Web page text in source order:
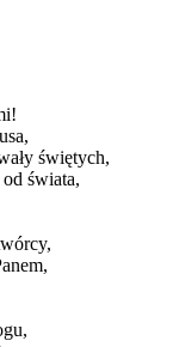
świętych,
świata,